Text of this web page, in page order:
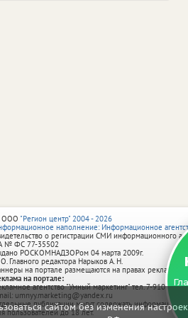
сайтом без изменения
"Регион центр" 2004 - 2026
наполнение: Информационное
о регистрации СМИ информационного
№ ФС 77‑35502
РОСКОМНАДЗОРом 04 марта 2009г.
Главного редактора Нарыков А. Н.
на портале размещаются на правах рекламы.
на портале:
агентство "Умный маркетинг" тел. 7-910-267-
umnyy.marketing@yandex.ru
публикации могут содержать информацию,
пользователей до 18 лет.